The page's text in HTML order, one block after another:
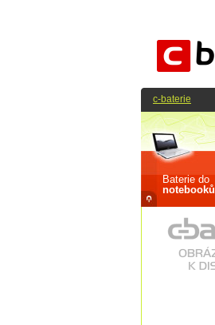
Baterie do
notebooků
c-baterie